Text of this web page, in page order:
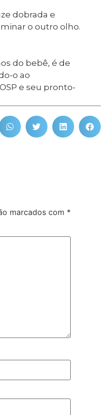
dobrada e
o outro olho.
do bebê, é de
o ao
e seu pronto-
marcados com *